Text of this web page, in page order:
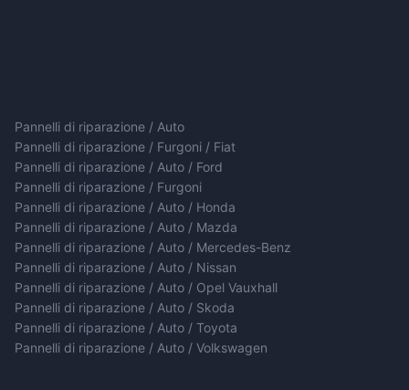
Pannelli di riparazione / Auto
Pannelli di riparazione / Furgoni / Fiat
Pannelli di riparazione / Auto / Ford
Pannelli di riparazione / Furgoni
Pannelli di riparazione / Auto / Honda
Pannelli di riparazione / Auto / Mazda
Pannelli di riparazione / Auto / Mercedes-Benz
Pannelli di riparazione / Auto / Nissan
Pannelli di riparazione / Auto / Opel Vauxhall
Pannelli di riparazione / Auto / Skoda
Pannelli di riparazione / Auto / Toyota
Pannelli di riparazione / Auto / Volkswagen